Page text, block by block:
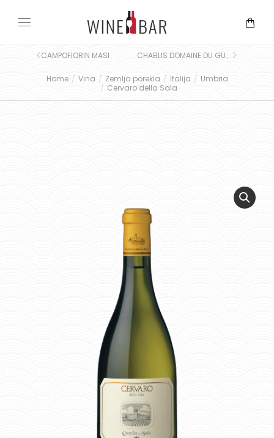
You are here:
Home Vina Zemlja porekla Italija
Umbria
Cervaro della Sala
CAMPOFIORIN MASI CHABLIS DOMAINE DU GUETTE SOLEIL